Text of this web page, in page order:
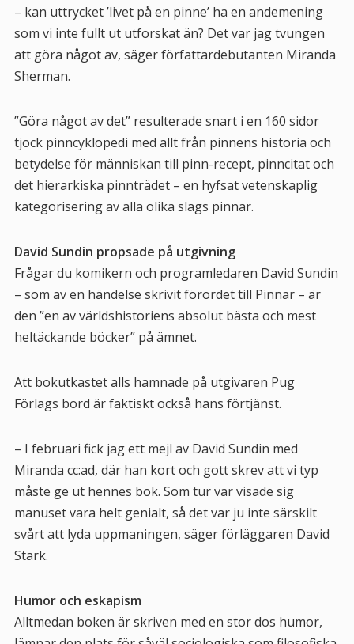
– kan uttrycket ’livet på en pinne’ ha en andemening
som vi inte fullt ut utforskat än? Det var jag tvungen
att göra något av, säger författardebutanten Miranda
Sherman.
”Göra något av det” resulterade snart i en 160 sidor
tjock pinncyklopedi med allt från pinnens historia och
betydelse för människan till pinn-recept, pinncitat och
det hierarkiska pinnträdet – en hyfsat vetenskaplig
kategorisering av alla olika slags pinnar.
David Sundin propsade på utgivning
Frågar du komikern och programledaren David Sundin
– som av en händelse skrivit förordet till Pinnar– är
den ”en av världshistoriens absolut bästa och mest
heltäckande böcker” på ämnet.
Att bokutkastet alls hamnade på utgivaren Pug
Förlags bord är faktiskt också hans förtjänst.
– I februari fick jag ett mejl av David Sundin med
Miranda cc:ad, där han kort och gott skrev att vi typ
måste ge ut hennes bok. Som tur var visade sig
manuset vara helt genialt, så det var ju inte särskilt
svårt att lyda uppmaningen, säger förläggaren David
Stark.
Humor och eskapism
Alltmedan boken är skriven med en stor dos humor,